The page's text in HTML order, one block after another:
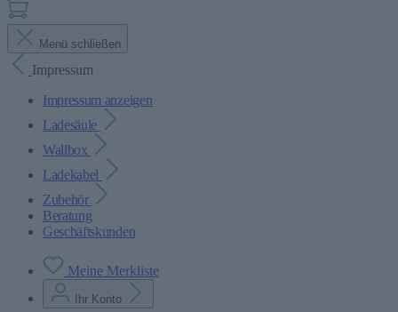
Menü schließen
Impressum
Impressum anzeigen
Ladesäule
Wallbox
Ladekabel
Zubehör
Beratung
Geschäftskunden
Meine Merkliste
Ihr Konto